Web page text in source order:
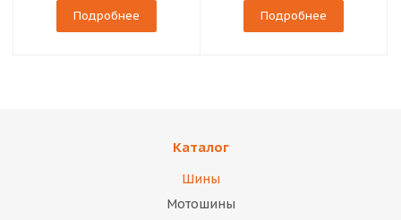
Подробнее Подробнее
Каталог
Шины
Мотошины